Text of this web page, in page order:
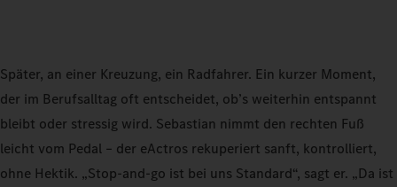
Später, an einer Kreuzung, ein Radfahrer. Ein kurzer Moment,
der im Berufsalltag oft entscheidet, ob’s weiterhin entspannt
bleibt oder stressig wird. Sebastian nimmt den rechten Fuß
leicht vom Pedal – der eActros rekuperiert sanft, kontrolliert,
ohne Hektik. „Stop-and-go ist bei uns Standard“, sagt er. „Da ist